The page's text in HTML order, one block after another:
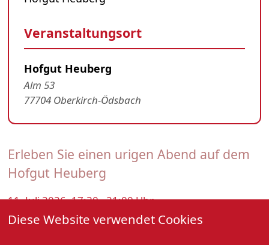
Diese Website verwendet Cookies
Erleben Sie einen urigen Abend auf dem
Hofgut Heuberg
11. Juli 2026, 17:30 - 21:00 Uhr
Hofgut Heuberg · Alm 53 · Oberkirch-Ödsbach
Veranstaltungsort
Hofgut Heuberg
Alm 53
77704 Oberkirch-Ödsbach